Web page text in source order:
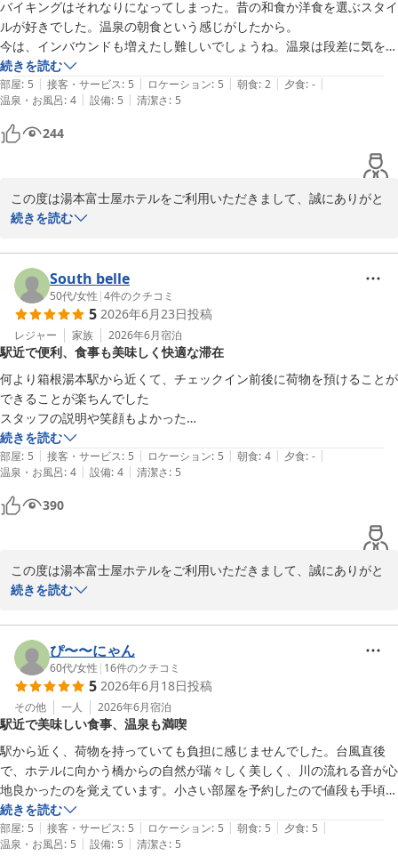
ります。
箱根湯本温泉 湯本富士屋ホテル
2026-05-13
バイキングはそれなりになってしまった。昔の和食か洋食を選ぶスタイ
ルが好きでした。温泉の朝食という感じがしたから。
今は、インバウンドも増えたし難しいでしょうね。温泉は段差に気をつ
けないと爪先を痛めるから注意。グループのおしゃべりは不快です。対
策しないと格が落ちます。
あとは、満足しています。また利用します
続きを読む
部屋: 5 | 接客・サービス: 5 | ロケーション: 5 | 朝食: 2 | 夕食: - |
温泉・お風呂: 4 | 設備: 5 | 清潔さ: 5
244
この度は湯本富士屋ホテルをご利用いただきまして、誠にありがと
うございます。
に想ってくださり光栄に存じます。
現在はブッフェ形式へと変更しておりますが、よりご満足いただけ
る内容となりますよう、メニューの充実に努めてまいります。
また、大浴場における段差やご利用のマナーにつきまして、貴重な
ご指摘をいただき誠にありがとうございます。
館内の安全確認やスタッフによる巡回時の目配りを徹底し、環境改
善に努めてまいります。
至らぬ点があったにもかかわらず、「また利用します」との温かい
お言葉をいただき大変励みになります。
今後も快適な空間をご提供できますよう、スタッフ一同邁進してま
いります。
お客様のまたのご来館を、心よりお待ち申し上げております。
箱根湯本温泉 湯本富士屋ホテル
続きを読む
South belle
50代/女性 |4件のクチコミ
5 2026年6月23日投稿
レジャー 家族 2026年6月宿泊
駅近で便利、食事も美味しく快適な滞在
何より箱根湯本駅から近くて、チェックイン前後に荷物を預けることが
できることが楽ちんでした
スタッフの説明や笑顔もよかった
夕食は外食で済ませようと思っていたのですがあいにく開いているお店
を見つけることができずホテル内の中華料理を頂きました
どれも美味しくスタッフも親切でした
続きを読む
部屋: 5 | 接客・サービス: 5 | ロケーション: 5 | 朝食: 4 | 夕食: - |
温泉・お風呂: 4 | 設備: 4 | 清潔さ: 5
390
この度は湯本富士屋ホテルをご利用いただきまして、誠にありがと
うございます。
りサービスがお役に立てたようで何よりでございます。
箱根観光の拠点として、身軽に快適なお時間をお過ごしいただけた
のであれば幸いです。
また、スタッフのご説明や笑顔、お部屋の広さについても「快適だ
った」とのお言葉をいただき、大変励みになります。
ご夕食におかれましては、あいにく外のお店が閉まっていたとのこ
とでしたが、急遽ご利用いただいた館内の中華料理をお気に召して
いただけて大変嬉しく存じます。
これからも皆様に「また来たい」と思っていただけるよう、心地よ
い空間とおもてなしの向上に努めてまいります。
またのご来館を、スタッフ一同心よりお待ち申し上げております。
箱根湯本温泉 湯本富士屋ホテル
続きを読む
ぴ〜〜にゃん
60代/女性 | 16件のクチコミ
5 2026年6月18日投稿
その他 一人 2026年6月宿泊
駅近で美味しい食事、温泉も満喫
駅から近く、荷物を持っていても負担に感じませんでした。台風直後
で、ホテルに向かう橋からの自然が瑞々しく美しく、川の流れる音が心
地良かったのを覚えています。小さい部屋を予約したので値段も手頃で
した。お部屋は小さくても全てが新しく機能的で、快適に過ごせまし
た。食事は食材が新鮮で盛り付けも美しく、美味しくいただきました。
サービスも行き届き大変満足しました。温泉はほぼ貸切状態でリラック
続きを読む
部屋: 5 | 接客・サービス: 5 | ロケーション: 5 | 朝食: 5 | 夕食: 5 |
温泉・お風呂: 5 | 設備: 5 | 清潔さ: 5